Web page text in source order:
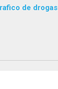
de drogas